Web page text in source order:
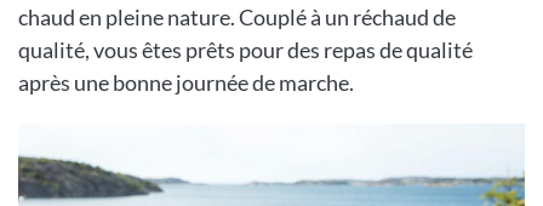
chaud en pleine nature. Couplé à un réchaud de
qualité, vous êtes prêts pour des repas de qualité
après une bonne journée de marche.